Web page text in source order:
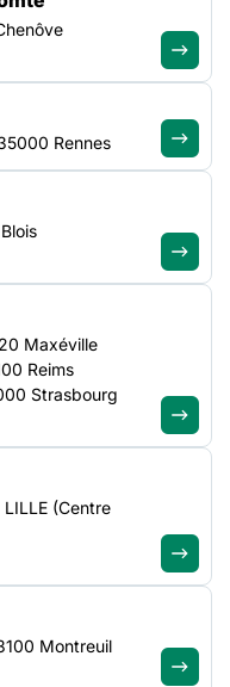
uni
Rennes
Maxéville
Reims
Strasbourg
(Centre
Montreuil